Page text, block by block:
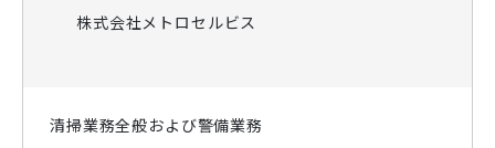
株式会社メトロセルビス
清掃業務全般および警備業務